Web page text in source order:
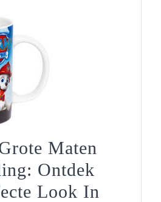
Maten
Ontdek
Look In